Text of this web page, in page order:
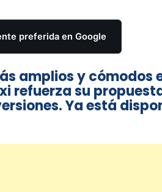
preferida en Google
amplios y cómodos
refuerza su
Ya está